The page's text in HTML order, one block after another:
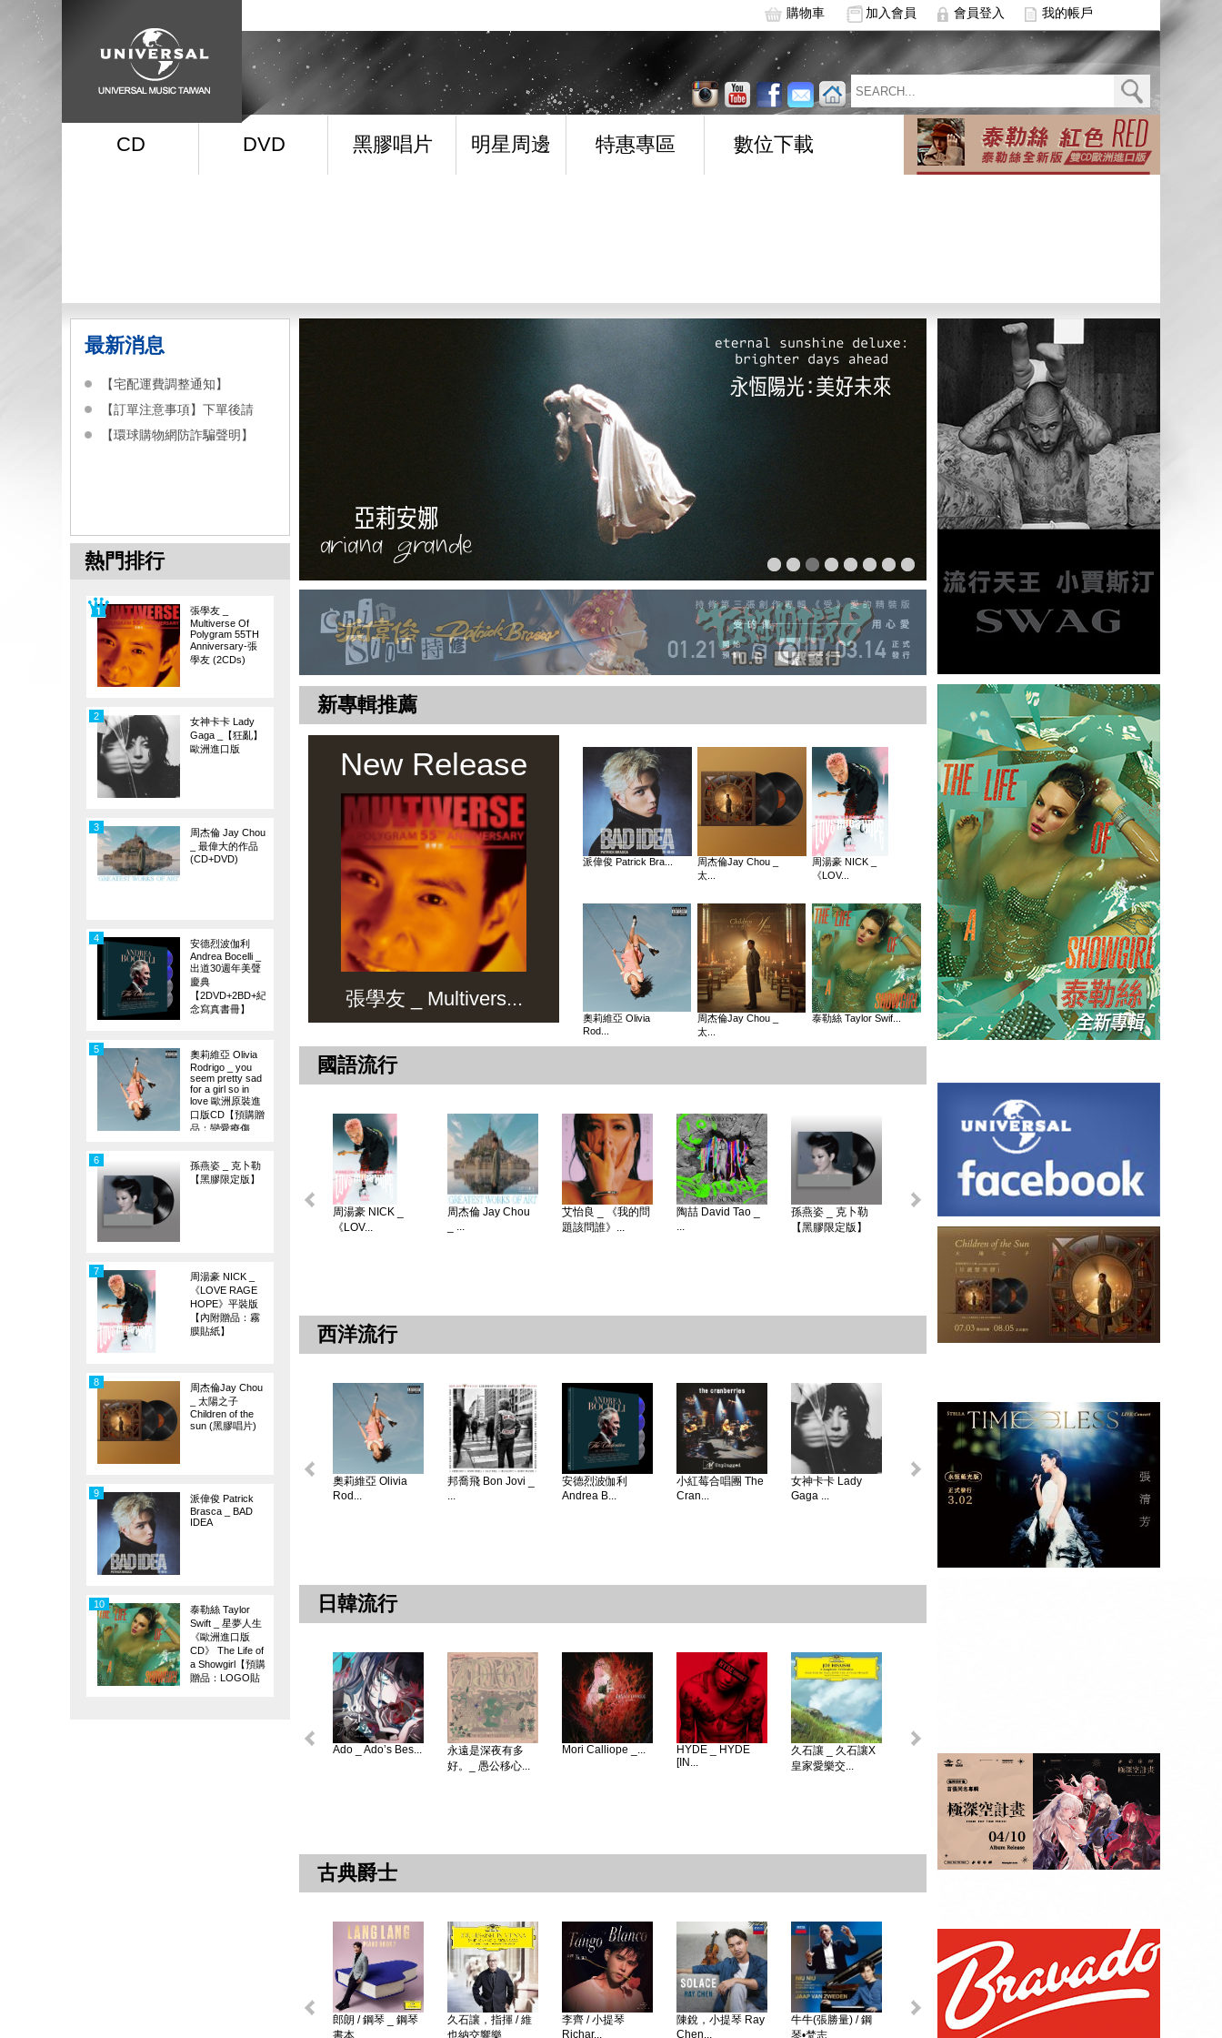
購物車 加入會員 會員登入 我的帳戶
CD DVD 黑膠唱片 明星周邊 特惠專區 數位下載
最新消息
【宅配運費調整通知】
【訂單注意事項】下單後請
【環球購物網防詐騙聲明】
熱門排行
張學友 _
Multiverse Of
Polygram 55TH
Anniversary-張
學友 (2CDs)
女神卡卡 Lady
Gaga _【狂亂】
歐洲進口版
2
周杰倫 Jay Chou
_ 最偉大的作品
(CD+DVD)
3
安德烈波伽利
Andrea Bocelli _
出道30週年美聲
慶典
【2DVD+2BD+紀
念寫真書冊】
4
奧莉維亞 Olivia
Rodrigo _ you
seem pretty sad
for a girl so in
love 歐洲原裝進
口版CD【預購贈
品：戀愛療傷
5
孫燕姿 _ 克卜勒
【黑膠限定版】
6
周湯豪 NICK _
《LOVE RAGE
HOPE》平裝版
【內附贈品：霧
膜貼紙】
7
周杰倫Jay Chou
_ 太陽之子
Children of the
sun (黑膠唱片)
8
派偉俊 Patrick
Brasca _ BAD
IDEA
9
泰勒絲 Taylor
Swift _ 星夢人生
《歐洲進口版
CD》 The Life of
a Showgirl【預購
贈品：LOGO貼
10
新專輯推薦
New Release
張學友 _ Multivers...
派偉俊 Patrick Bra...
周杰倫Jay Chou _
太...
周湯豪 NICK _
《LOV...
奧莉維亞 Olivia
Rod...
周杰倫Jay Chou _
太...
泰勒絲 Taylor Swif...
國語流行
周湯豪 NICK _
《LOV...
周杰倫 Jay Chou
_ ...
艾怡良 _ 《我的問
題該問誰》...
陶喆 David Tao _
...
孫燕姿 _ 克卜勒
【黑膠限定版】
西洋流行
奧莉維亞 Olivia
Rod...
邦喬飛 Bon Jovi _
...
安德烈波伽利
Andrea B...
小紅莓合唱團 The
Cran...
女神卡卡 Lady
Gaga ...
怪奇比莉 BILLIE
蘿兒 Lorde _ 聖女
莎賓娜卡本特
Sabrina ...
日韓流行
Ado _ Ado’s Bes...
永遠是深夜有多
好。_ 愚公移心...
Mori Calliope _...
HYDE _ HYDE
[IN...
久石讓 _ 久石讓X
皇家愛樂交...
初音未來 _
MAGICAL ...
贈品：SPECIAL
BOOK+視覺貼紙
10張SET+特典影
古典爵士
郎朗 / 鋼琴 _ 鋼琴
書本 ...
久石讓，指揮 / 維
也納交響樂...
李齊 / 小提琴
Richar...
陳銳，小提琴 Ray
Chen...
牛牛(張勝量) / 鋼
琴•梵志...
戴安娜‧克瑞兒
環球DG古典音樂